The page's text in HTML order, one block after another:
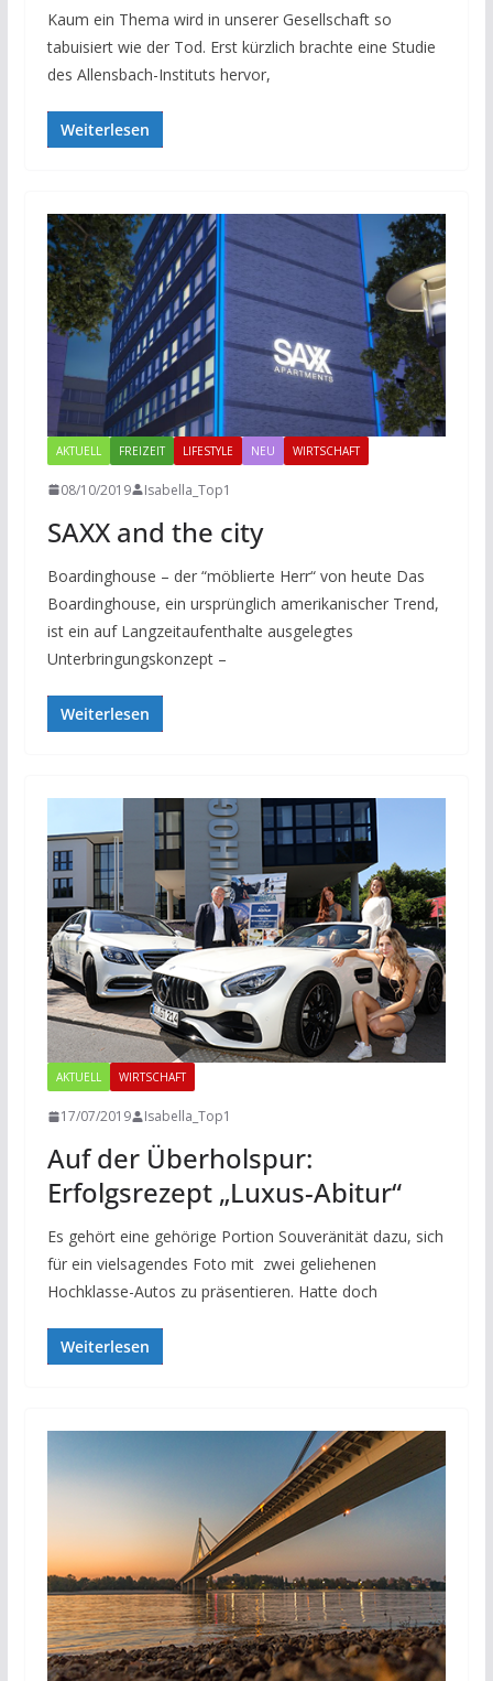
Kaum ein Thema wird in unserer Gesellschaft so
tabuisiert wie der Tod. Erst kürzlich brachte eine Studie
des Allensbach-Instituts hervor,
Weiterlesen
AKTUELL FREIZEIT LIFESTYLE NEU WIRTSCHAFT
08/10/2019 Isabella_Top1
SAXX and the city
Boardinghouse – der “möblierte Herr“ von heute Das
Boardinghouse, ein ursprünglich amerikanischer Trend,
ist ein auf Langzeitaufenthalte ausgelegtes
Unterbringungskonzept –
Weiterlesen
AKTUELL WIRTSCHAFT
17/07/2019 Isabella_Top1
Auf der Überholspur:
Erfolgsrezept „Luxus-Abitur“
Es gehört eine gehörige Portion Souveränität dazu, sich
für ein vielsagendes Foto mit zwei geliehenen
Hochklasse-Autos zu präsentieren. Hatte doch
Weiterlesen